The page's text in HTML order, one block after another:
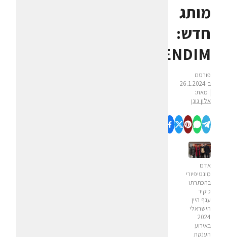
מותג
חדש:
BLENDIM
פורסם
ב-26.1.2024
| מאת:
אלון גונן
אדם
מונטיפיורי
בהכתרתו
כיקיר
ענף היין
הישראלי
2024
באירוע
הענקת